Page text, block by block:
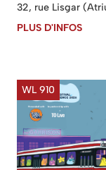
32, rue Lisgar
PLUS D'INFOS
WL 910